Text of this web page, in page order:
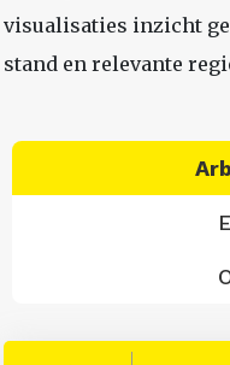
visualisaties inzicht
stand en relevante